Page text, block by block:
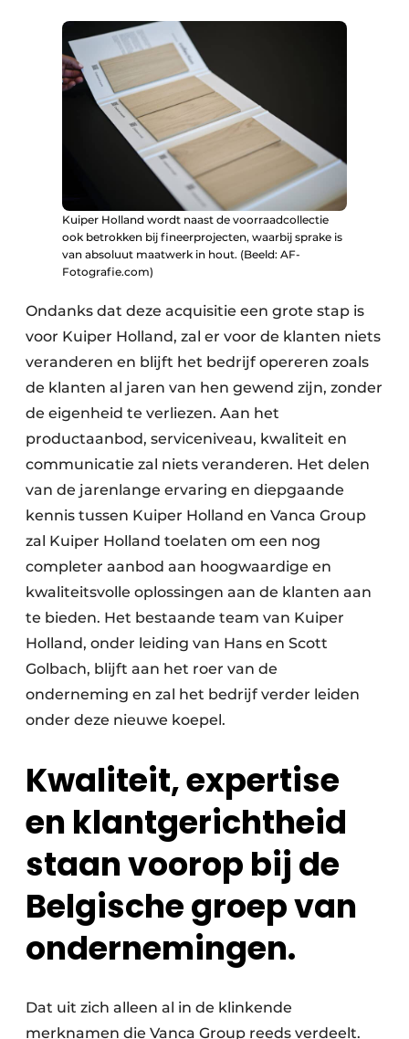
Kuiper Holland wordt naast de voorraadcollectie
ook betrokken bij fineerprojecten, waarbij sprake is
van absoluut maatwerk in hout. (Beeld: AF-
Fotografie.com)
Ondanks dat deze acquisitie een grote stap is
voor Kuiper Holland, zal er voor de klanten niets
veranderen en blijft het bedrijf opereren zoals
de klanten al jaren van hen gewend zijn, zonder
de eigenheid te verliezen. Aan het
productaanbod, serviceniveau, kwaliteit en
communicatie zal niets veranderen. Het delen
van de jarenlange ervaring en diepgaande
kennis tussen Kuiper Holland en Vanca Group
zal Kuiper Holland toelaten om een nog
completer aanbod aan hoogwaardige en
kwaliteitsvolle oplossingen aan de klanten aan
te bieden. Het bestaande team van Kuiper
Holland, onder leiding van Hans en Scott
Golbach, blijft aan het roer van de
onderneming en zal het bedrijf verder leiden
onder deze nieuwe koepel.
Kwaliteit, expertise
en klantgerichtheid
staan voorop bij de
Belgische groep van
ondernemingen.
Dat uit zich alleen al in de klinkende
merknamen die Vanca Group reeds verdeelt.